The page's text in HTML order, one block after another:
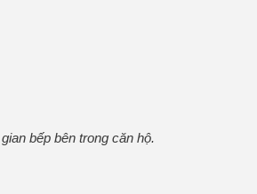
bếp bên trong căn hộ.